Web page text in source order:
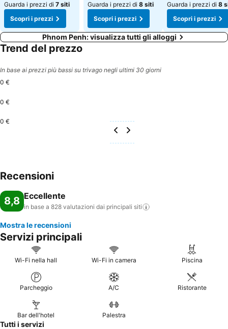
Guarda i prezzi di 7 siti
Scopri i prezzi
Guarda i prezzi di 8 siti
Scopri i prezzi
Guarda i prezzi di 8
Scopri i prezzi
Phnom Penh: visualizza tutti gli alloggi
Trend del prezzo
In base ai prezzi più bassi su trivago negli ultimi 30 giorni
0 €
0 €
0 €
Recensioni
8,8 Eccellente
in base a 828 valutazioni dai principali siti
Mostra le recensioni
Servizi principali
Wi-Fi nella hall Wi-Fi in camera Piscina
Parcheggio A/C Ristorante
Bar dell'hotel Palestra
Tutti i servizi